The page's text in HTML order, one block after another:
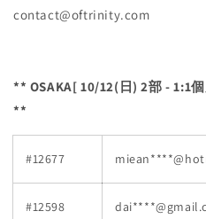
contact@oftrinity.com
** OSAKA[ 10/12(日) 2部 - 1:1
**
#12677
#12598